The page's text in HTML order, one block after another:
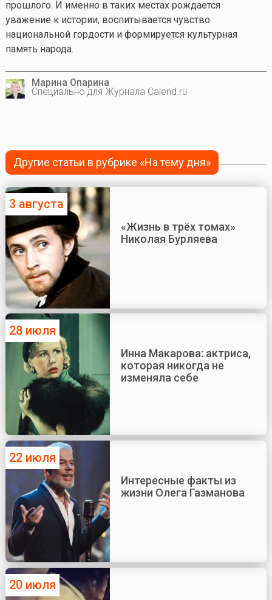
прошлого. И именно в таких местах рождается
уважение к истории, воспитывается чувство
национальной гордости и формируется культурная
память народа.
Марина Опарина
Специально для Журнала Calend.ru
Другие статьи в рубрике «На тему дня»
3 августа
«Жизнь в трёх томах»
Николая Бурляева
28 июля
Инна Макарова: актриса,
которая никогда не
изменяла себе
22 июля
Интересные факты из
жизни Олега Газманова
20 июля